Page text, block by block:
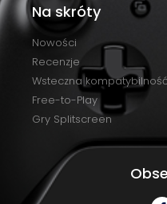
Na skróty
Nowości
Recenzje
Wsteczna kompatybilność
Free-to-Play
Gry Splitscreen